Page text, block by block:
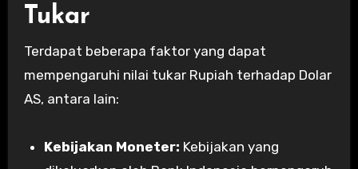
Tukar
Terdapat beberapa faktor yang dapat
mempengaruhi nilai tukar Rupiah terhadap Dolar
AS, antara lain:
Kebijakan Moneter: Kebijakan yang